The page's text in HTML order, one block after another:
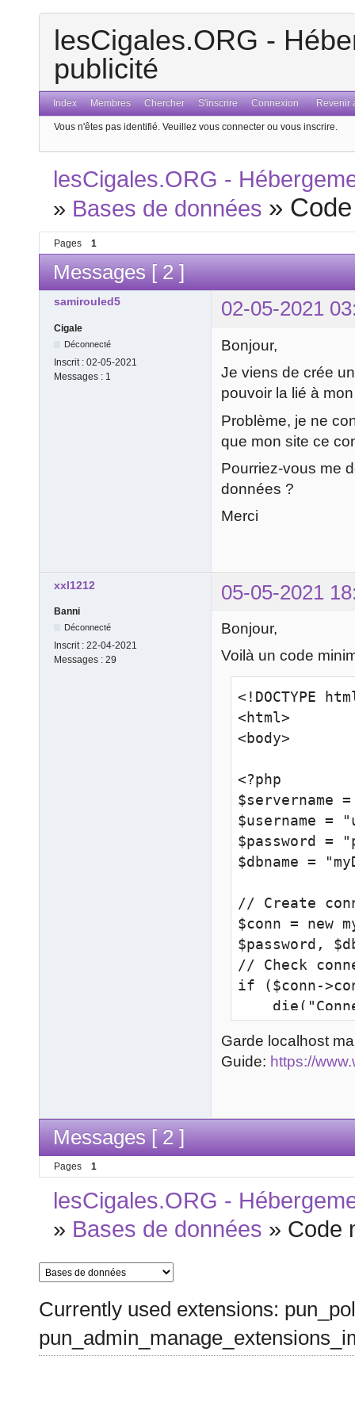
lesCigales.ORG -
publicité
Index Membres Chercher S'inscrire Connexion Revenir
Vous n'êtes pas identifié. Veuillez vous connecter ou vous inscrire.
lesCigales.ORG -
» Bases de données »
Pages 1
Messages [ 2 ]
samirouled5 02-05-2021
Cigale
Déconnecté
Inscrit : 02-05-2021
Messages : 1
Bonjour,
Je viens de crée
pouvoir la lié à
Problème, je ne
que mon site ce
Pourriez-vous me
données ?
Merci
xxl1212 05-05-2021
Banni
Déconnecté
Inscrit : 22-04-2021
Messages : 29
Bonjour,
Voilà un code
<!DOCTYPE
<html>
<body>
<?php
$servername
$username =
$password =
$dbname =
// Create
$conn = new
$password,
// Check
if ($conn-
}
$result =
    // output data of each row
    while($row = $result->fetch_assoc()) {
        echo "<br> id: ". $row["id"]. " - Name: ".
    echo "0 results";
}
Garde localhost
Guide: https://
Messages [ 2 ]
Pages 1
lesCigales.ORG -
» Bases de données » Code
Currently used extensions: